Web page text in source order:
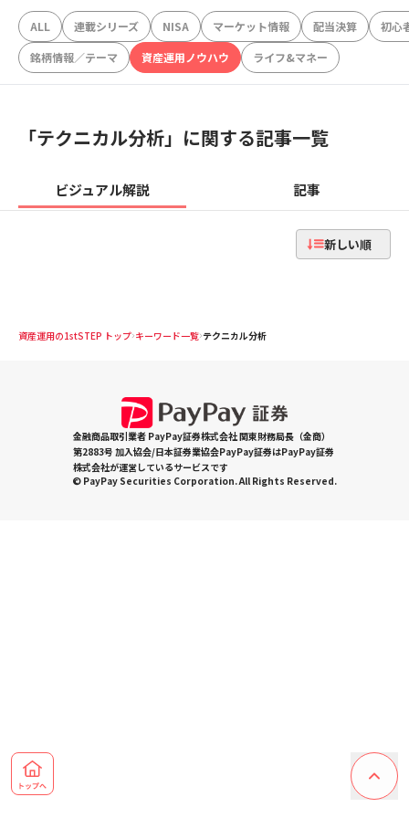
ALL 連載シリーズ NISA マーケット情報 配当決算
初心
銘柄情報／テーマ
資産運用ノウハウ ライフ&マネー
「テクニカル分析」に関する記事一覧
ビジュアル解説 記事
新しい順
資産運用の1stSTEP トップ キーワード一覧 テクニカル分析
金融商品取引業者 PayPay証券株式会社 関東財務局長（金商）
第2883号 加入協会/日本証券業協会PayPay証券はPayPay証券
株式会社が運営しているサービスです
© PayPay Securities Corporation. All Rights Reserved.